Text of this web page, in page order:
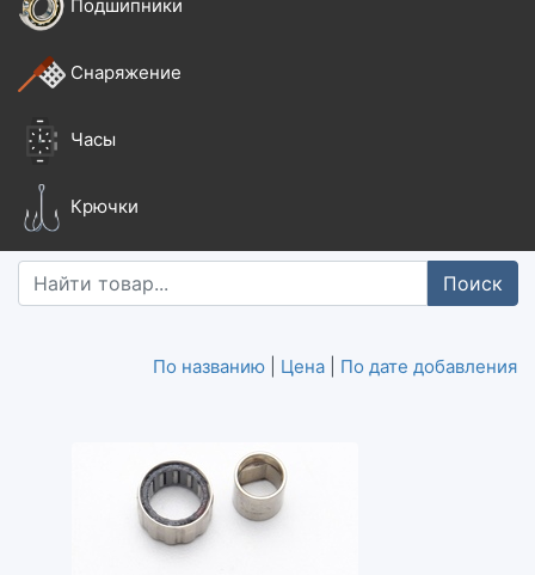
Подшипники
Снаряжение
Часы
Крючки
Поиск
По названию Цена По дате добавления